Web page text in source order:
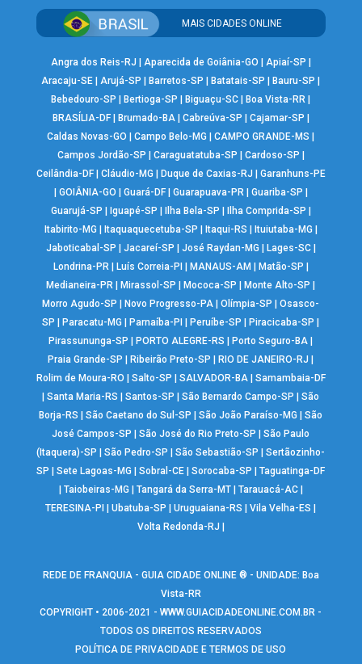
MAIS CIDADES ONLINE
Angra dos Reis-RJ Aparecida de Goiânia-GO Apiaí-SP
Aracaju-SE |Arujá-SP Barretos-SP Batatais-SP Bauru-SP
Bebedouro-SP
Bertioga-SP Biguaçu-SC Boa Vista-RR
BRASÍLIA-DF| Brumado-BA| Cabreúva-SP Cajamar-SP
Caldas Novas-GO
|Campo Belo-MG |CAMPO GRANDE-MS
Campos Jordão-SP
Caraguatatuba-SP Cardoso-SP
Ceilândia-DF| Cláudio-MG Duque de Caxias-RJ
Garanhuns-PE
GOIÂNIA-GO Guará-DF| Guarapuava-PR| Guariba-SP
Guarujá-SP
Iguapé-SP Ilha Bela-SP Ilha Comprida-SP
Itabirito-MG
Itaquaquecetuba-SP Itaqui-RS Ituiutaba-MG
Jaboticabal-SP
Jacareí-SP José Raydan-MG Lages-SC|
Londrina-PR| Luís Correia-PI MANAUS-AM Matão-SP
Medianeira-PR
Mirassol-SP Mococa-SP Monte Alto-SP
Morro Agudo-SP
Novo Progresso-PA |Olímpia-SP |Osasco-
SP
Paracatu-MG Parnaíba-PI Peruíbe-SP Piracicaba-SP
Pirassununga-SP
PORTO ALEGRE-RS Porto Seguro-BA
Praia Grande-SP
Ribeirão Preto-SP RIO DE JANEIRO-RJ
Rolim de Moura-RO
Salto-SP SALVADOR-BA| Samambaia-DF
|Santa Maria-RS |Santos-SP |São Bernardo Campo-SP |São
Borja-RS
|São Caetano do Sul-SP |São João Paraíso-MG |São
José Campos-SP
|São José do Rio Preto-SP |São Paulo
(Itaquera)-SP
|São Pedro-SP |São Sebastião-SP |Sertãozinho-
SP
|Sete Lagoas-MG |Sobral-CE |Sorocaba-SP |Taguatinga-DF
Taiobeiras-MG Tangará da Serra-MT| Tarauacá-AC|
TERESINA-PI
|Ubatuba-SP |Uruguaiana-RS |Vila Velha-ES
Volta Redonda-RJ
REDE DE FRANQUIA - GUIA CIDADE ONLINE ® - UNIDADE: Boa
Vista-RR
COPYRIGHT • 2006-2021 -WWW.GUIACIDADEONLINE.COM.BR -
TODOS OS DIREITOS RESERVADOS
POLÍTICA DE PRIVACIDADE E TERMOS DE USO